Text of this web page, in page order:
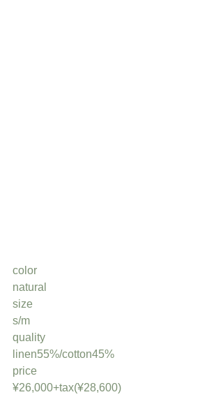
color
natural
size
s/m
quality
linen55%/cotton45%
price
¥26,000+tax(¥28,600)